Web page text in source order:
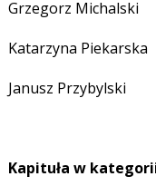
Grzegorz Michalski
Katarzyna Piekarska
Janusz Przybylski
Kapituła w